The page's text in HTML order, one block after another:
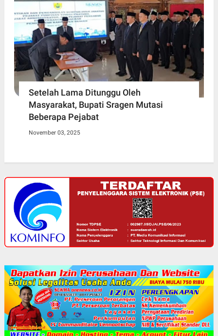
Setelah Lama Ditunggu Oleh
Masyarakat, Bupati Sragen Mutasi
Beberapa Pejabat
November 03, 2025